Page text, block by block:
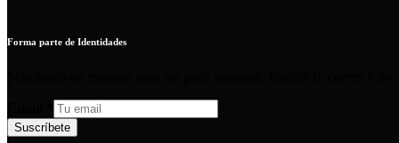
Forma parte de Identidades
Suscríbete